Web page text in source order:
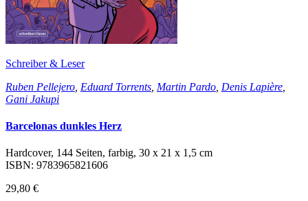
Schreiber & Leser
Ruben Pellejero Eduard Torrents Martin Pardo Denis Lapière
Gani Jakupi
Barcelonas dunkles Herz
Hardcover, 144 Seiten, farbig, 30 x 21 x 1,5 cm
ISBN: 9783965821606
29,80 €